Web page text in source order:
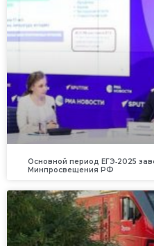
Основной период ЕГЭ‑2025
Минпросвещения РФ